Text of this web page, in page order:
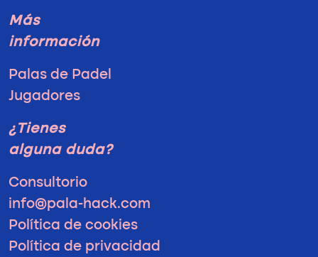
Más
información
Palas de Padel
Jugadores
¿Tienes
alguna duda?
Consultorio
info@pala-hack.com
Política de cookies
Política de privacidad